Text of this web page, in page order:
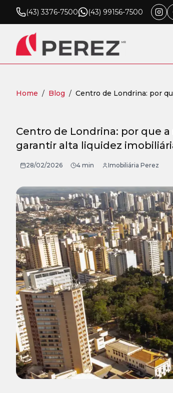
(43) 3376-7500 (43) 99156-7500
Home / Blog / Centro de Londrina: por
Centro de Londrina: por que
garantir alta liquidez
28/02/2026 4 min Imobiliária Perez